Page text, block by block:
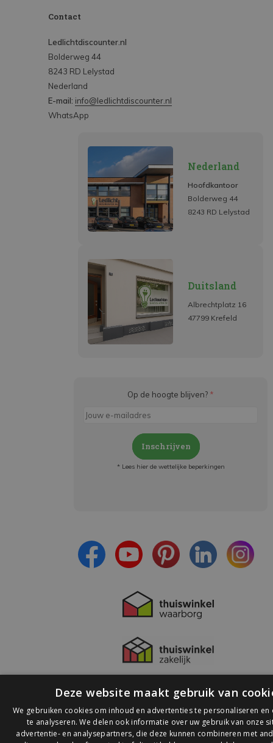
Contact
Ledlichtdiscounter.nl
Bolderweg 44
8243 RD Lelystad
Nederland
E-mail: info@ledlichtdiscounter.nl
WhatsApp
Nederland
Hoofdkantoor
Bolderweg 44
8243 RD Lelystad
Duitsland
Albrechtplatz 16
47799 Krefeld
Op de hoogte blijven? *
Inschrijven
* Lees hier de wettelijke beperkingen
Deze website maakt gebruik van
We gebruiken cookies om inhoud en advertenties te personaliseren en
te analyseren. We delen ook informatie over uw gebruik van onze
advertentie- en analysepartners, die deze kunnen combineren met